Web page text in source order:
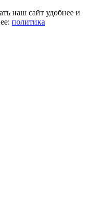
наш сайт удобнее и
политика